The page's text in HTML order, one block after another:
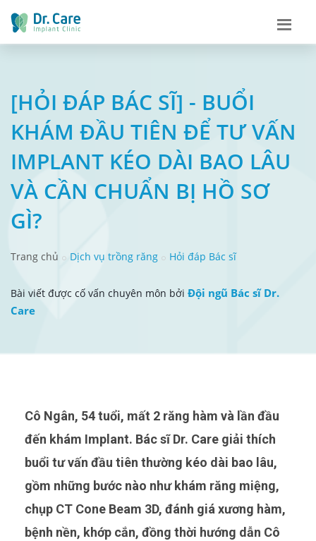
[HỎI ĐÁP BÁC SĨ] - BUỔI
KHÁM ĐẦU TIÊN ĐỂ TƯ VẤN
IMPLANT KÉO DÀI BAO LÂU
VÀ CẦN CHUẨN BỊ HỒ SƠ
GÌ?
Trang chủ Dịch vụ trồng răng Hỏi đáp Bác sĩ
Bài viết được cố vấn chuyên môn bởi Đội ngũ Bác sĩ Dr.
Care
Cô Ngân, 54 tuổi, mất 2 răng hàm và lần đầu
đến khám Implant. Bác sĩ Dr. Care giải thích
buổi tư vấn đầu tiên thường kéo dài bao lâu,
gồm những bước nào như khám răng miệng,
chụp CT Cone Beam 3D, đánh giá xương hàm,
bệnh nền, khớp cắn, đồng thời hướng dẫn Cô